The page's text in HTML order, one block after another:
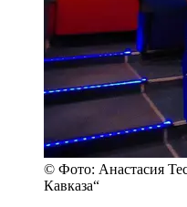
© Фото: Анастасия
Кавказа“